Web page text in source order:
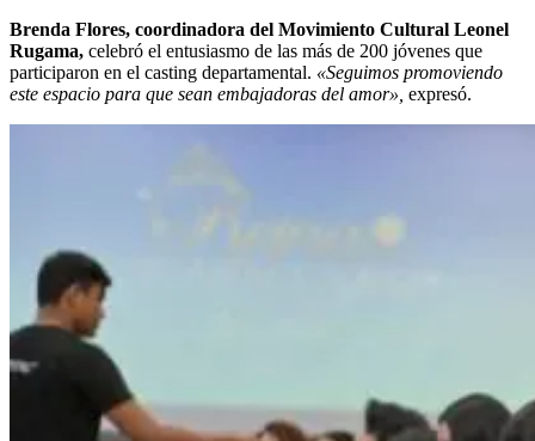
Brenda Flores, coordinadora del Movimiento Cultural Leonel
Rugama, celebró el entusiasmo de las más de 200 jóvenes que
participaron en el casting departamental. «Seguimos promoviendo
este espacio para que sean embajadoras del amor», expresó.